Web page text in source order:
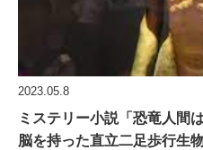
2023.05.8
ミステリー小説「恐竜人間
脳を持った直立二足歩行生